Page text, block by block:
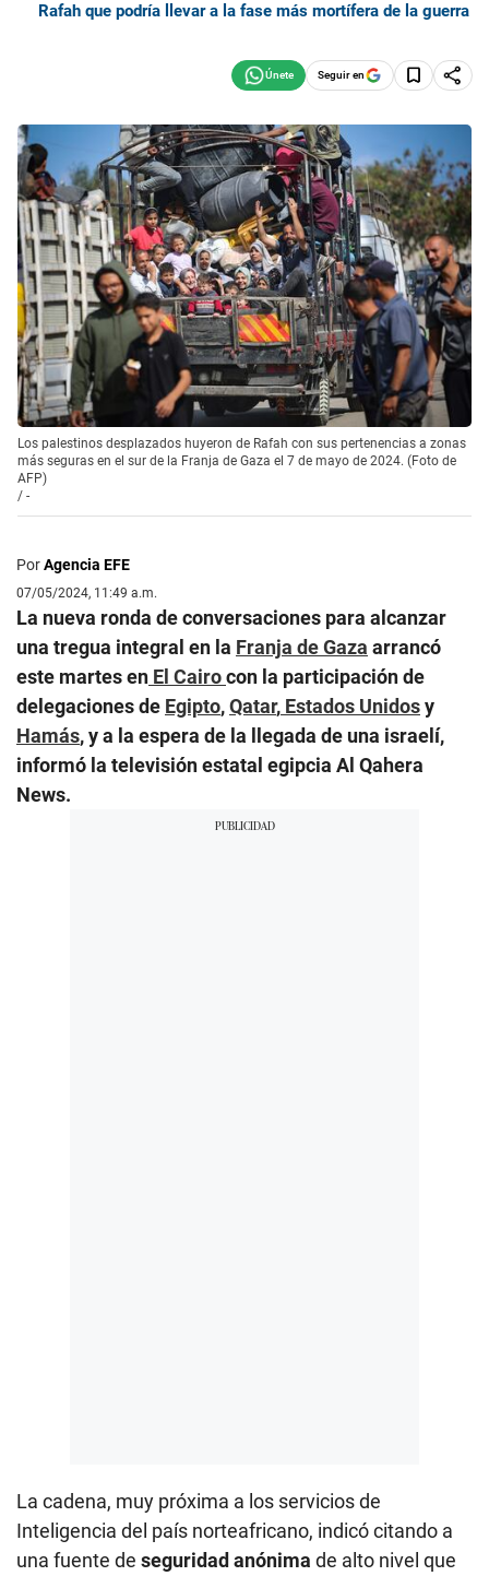
Rafah que podría llevar a la fase más mortífera de la guerra
Seguir en
Los palestinos desplazados huyeron de Rafah con sus pertenencias a zonas
más seguras en el sur de la Franja de Gaza el 7 de mayo de 2024. (Foto de
AFP)
/ -
PorAgencia EFE
07/05/2024, 11:49 a.m.
La nueva ronda de conversaciones para alcanzar
una tregua integral en la Franja de Gaza arrancó
este martes en El Cairocon la participación de
delegaciones de Egipto,Qatar, Estados Unidosy
Hamás, y a la espera de la llegada de una israelí,
informó la televisión estatal egipcia Al Qahera
News.
La cadena, muy próxima a los servicios de
Inteligencia del país norteafricano, indicó citando a
una fuente de seguridad anónima de alto nivel que